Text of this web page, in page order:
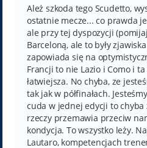
t
Ależ szkoda tego Scudetto,
ostatnie mecze... co prawda
ale przy tej dyspozycji
Barceloną, ale to były
zapowiada się na
Francji to nie Lazio i Como i ta
łatwiejsza. No chyba, ze
tak jak w półfinałach.
cuda w jednej edycji to chyba
rzeczy przemawia przeciw
kondycja. To wszystko leży.
Lautaro, kompetencjach